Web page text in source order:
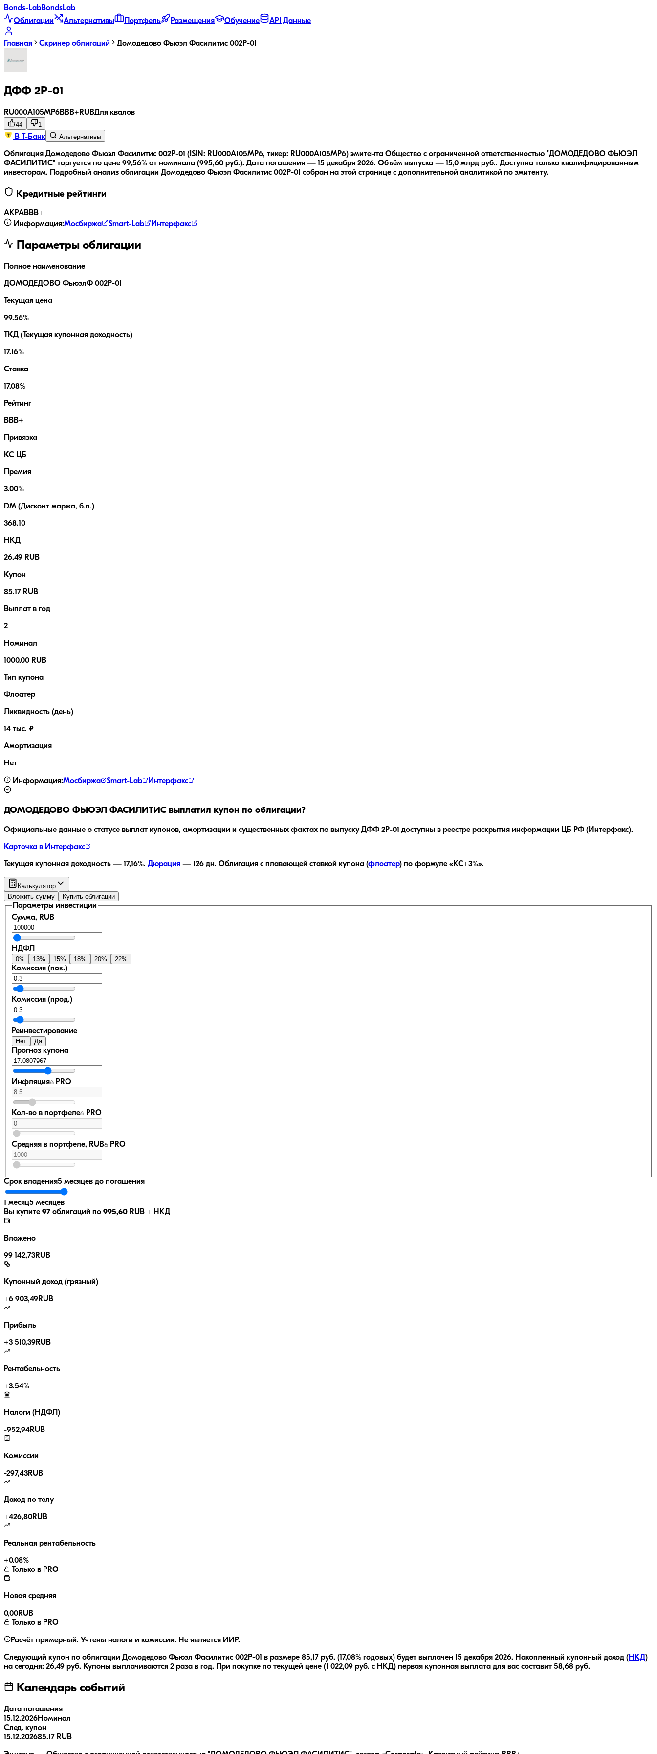
Bonds-LabBondsLab
Облигации
Альтернативы Портфель Размещения Обучение API Данные
Главная Скринер облигаций Домодедово Фьюэл Фасилитис 002Р-01
ДФФ 2Р-01
RU000A105MP6BBB+ RUBДля квалов
44 1
В Т-Банк Альтернативы
Облигация Домодедово Фьюэл Фасилитис 002Р-01 (ISIN: RU000A105MP6, тикер: RU000A105MP6) эмитента Общество с ограниченной ответственностью "ДОМОДЕДОВО ФЬЮЭЛ
ФАСИЛИТИС" торгуется по цене 99,56% от номинала (995,60 руб.). Дата погашения — 15 декабря 2026. Объём выпуска — 15,0 млрд руб.. Доступна только квалифицированным
инвесторам.
Подробный анализ облигации Домодедово Фьюэл Фасилитис 002Р-01 собран на этой странице с дополнительной аналитикой по эмитенту.
Кредитные рейтинги
АКРАBBB+
Информация:Мосбиржа Smart-Lab Интерфакс
Параметры облигации
Полное наименование
ДОМОДЕДОВО ФьюэлФ 002Р-01
Текущая цена
99.56%
ТКД (Текущая купонная доходность)
17.16%
Ставка
17.08%
Рейтинг
BBB+
Привязка
КС ЦБ
Премия
3.00%
DM (Дисконт маржа, б.п.)
368.10
НКД
26.49 RUB
Купон
85.17 RUB
Выплат в год
2
Номинал
1000.00 RUB
Тип купона
Флоатер
Ликвидность (день)
14 тыс. ₽
Амортизация
Нет
Информация:Мосбиржа Smart-Lab Интерфакс
ДОМОДЕДОВО ФЬЮЭЛ ФАСИЛИТИС выплатил купон по облигации?
Официальные данные о статусе выплат купонов, амортизации и существенных фактах по выпуску ДФФ 2Р-01 доступны в реестре раскрытия информации ЦБ РФ (Интерфакс).
Карточка в Интерфакс
Текущая купонная доходность — 17,16%. Дюрация — 126 дн. Облигация с плавающей ставкой купона (флоатер) по формуле «КС+3%».
Калькулятор
Вложить сумму
Купить облигации
Параметры инвестиции
Сумма, RUB
НДФЛ
0% 13% 15% 18% 20% 22%
Комиссия (пок.)
Комиссия (прод.)
Реинвестирование
Нет Да
Прогноз купона
Инфляция PRO
Кол-во в портфеле PRO
Средняя в портфеле, RUB PRO
Срок владения5 месяцев до погашения
1 месяц5 месяцев
Вы купите 97 облигаций по 995,60 RUB + НКД
Вложено
99 142,73RUB
Купонный доход (грязный)
+6 903,49RUB
Прибыль
+3 510,39RUB
Рентабельность
+3.54%
Налоги (НДФЛ)
-952,94RUB
Комиссии
-297,43RUB
Доход по телу
+426,80RUB
Реальная рентабельность
+0.08%
Только в PRO
Новая средняя
0,00RUB
Только в PRO
Расчёт примерный. Учтены налоги и комиссии. Не является ИИР.
Следующий купон по облигации Домодедово Фьюэл Фасилитис 002Р-01 в размере 85,17 руб. (17,08% годовых) будет выплачен 15 декабря 2026. Накопленный купонный доход ( НКД)
на сегодня: 26,49 руб. Купоны выплачиваются 2 раза в год. При покупке по текущей цене (1 022,09 руб. с НКД) первая купонная выплата для вас составит 58,68 руб.
Календарь событий
Дата погашения
15.12.2026Номинал
След. купон
15.12.202685.17 RUB